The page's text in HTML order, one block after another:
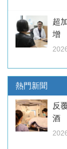
超
增
熱門新聞
反
酒